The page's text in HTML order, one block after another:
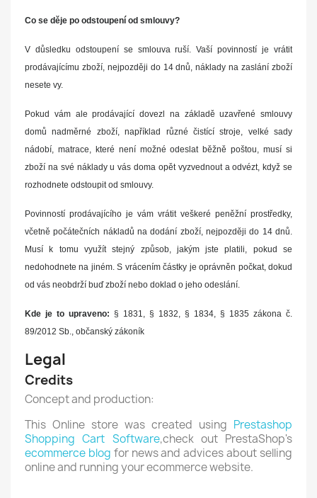
Co se děje po odstoupení od smlouvy?
V důsledku odstoupení se smlouva ruší. Vaší povinností je vrátit
prodávajícímu zboží, nejpozději do 14 dnů, náklady na zaslání zboží
nesete vy.
Pokud vám ale prodávající dovezl na základě uzavřené smlouvy
domů nadměrné zboží, například různé čistící stroje, velké sady
nádobí, matrace, které není možné odeslat běžně poštou, musí si
zboží na své náklady u vás doma opět vyzvednout a odvézt, když se
rozhodnete odstoupit od smlouvy.
Povinností prodávajícího je vám vrátit veškeré peněžní prostředky,
včetně počátečních nákladů na dodání zboží, nejpozději do 14 dnů.
Musí k tomu využít stejný způsob, jakým jste platili, pokud se
nedohodnete na jiném. S vrácením částky je oprávněn počkat, dokud
od vás neobdrží buď zboží nebo doklad o jeho odeslání.
Kde je to upraveno: § 1831, § 1832, § 1834, § 1835 zákona č.
89/2012 Sb., občanský zákoník
Legal
Credits
Concept and production:
This Online store was created using Prestashop
Shopping Cart Software,check out PrestaShop's
ecommerce blog for news and advices about selling
online and running your ecommerce website.